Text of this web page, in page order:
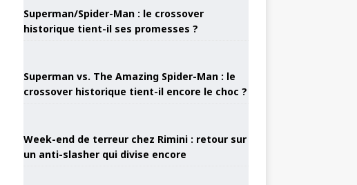
Superman/Spider-Man : le crossover
historique tient-il ses promesses ?
Superman vs. The Amazing Spider-Man : le
crossover historique tient-il encore le choc ?
Week-end de terreur chez Rimini : retour sur
un anti-slasher qui divise encore